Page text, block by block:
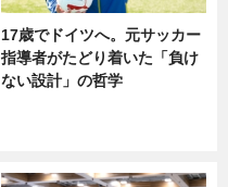
17歳でドイツへ。元サッカー
指導者がたどり着いた「負け
ない設計」の哲学